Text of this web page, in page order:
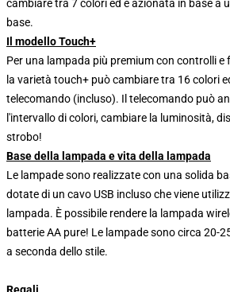
cambiare tra 7 colori ed è azionata in base a
base.
Il modello Touch+
Per una lampada più premium con controlli
la varietà touch+ può cambiare tra 16 colori
telecomando (incluso). Il telecomando può
l'intervallo di colori, cambiare la luminosità,
strobo!
Base della lampada e vita della lampada
Le lampade sono realizzate con una solida
dotate di un cavo USB incluso che viene
lampada. È possibile rendere la lampada
batterie AA pure! Le lampade sono circa 20-
a seconda dello stile.